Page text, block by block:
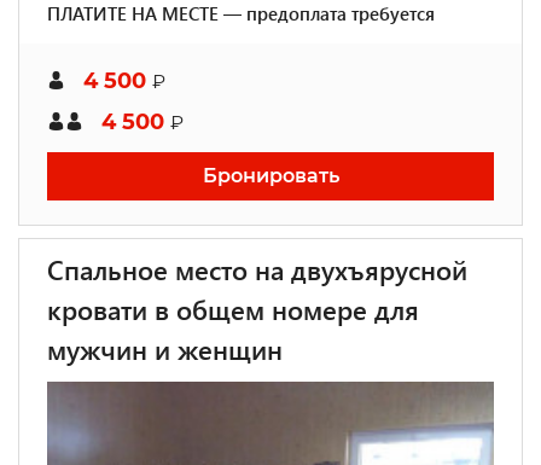
ПЛАТИТЕ НА МЕСТЕ — предоплата требуется
4 500 ₽
4 500 ₽
Бронировать
Спальное место на двухъярусной
кровати в общем номере для
мужчин и женщин